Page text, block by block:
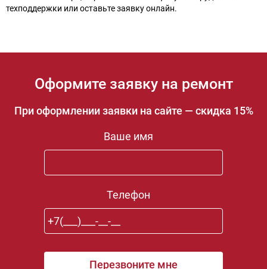
техподдержки или оставьте заявку онлайн.
Оформите заявку на ремонт
При оформлении заявки на сайте — скидка 15%
Ваше имя
Телефон